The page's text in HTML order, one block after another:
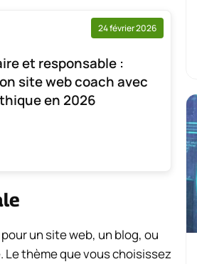
24 février 2026
et responsable :
site web coach avec
en 2026
un site web, un blog, ou
thème que vous choisissez